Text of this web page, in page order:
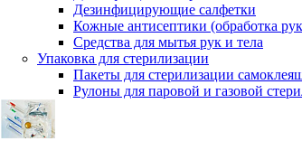
Дезинфицирующие салфетки
Кожные антисептики (обработка
Средства для мытья рук и тела
Упаковка для стерилизации
Пакеты для стерилизации
Рулоны для паровой и газовой